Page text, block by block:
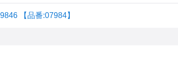
【品番:07984】